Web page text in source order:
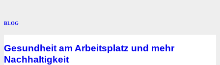
BLOG
Gesundheit am Arbeitsplatz und mehr
Nachhaltigkeit